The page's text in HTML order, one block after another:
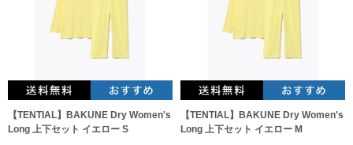
【TENTIAL】BAKUNE Dry Women's
Long 上下セット イエロー S
【TENTIAL】BAKUNE Dry Women's
Long 上下セット イエロー M